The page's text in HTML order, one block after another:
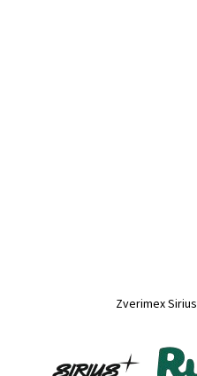
Zverimex Sirius